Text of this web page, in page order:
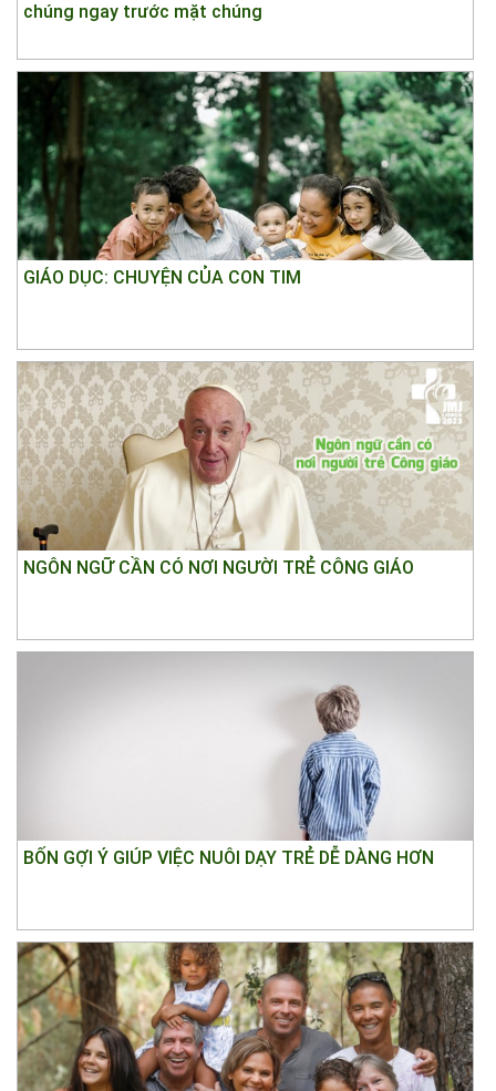
chúng ngay trước mặt chúng
GIÁO DỤC: CHUYỆN CỦA CON TIM
NGÔN NGỮ CẦN CÓ NƠI NGƯỜI TRẺ CÔNG GIÁO
BỐN GỢI Ý GIÚP VIỆC NUÔI DẠY TRẺ DỄ DÀNG HƠN